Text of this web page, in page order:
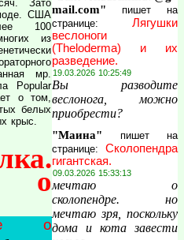
Зато
США
100
из
мр.
Popular
о том,
белых
крыс.
о
о
mail.com" пишет на
странице: Лягушки
веслоноги
(Theloderma) и их
разведение.
19.03.2026 10:25:49
Вы разводите
веслонога, можно
приобрести?
"Маина" пишет на
странице: Сколопендра
гигантская.
09.03.2026 15:33:13
мечтаю о
сколопендре. но
мечтаю зря, поскольку
дома и кота завести